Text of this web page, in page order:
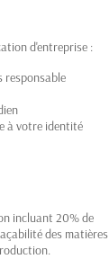
d'entreprise :
responsable
à votre identité
incluant 20% de
des matières